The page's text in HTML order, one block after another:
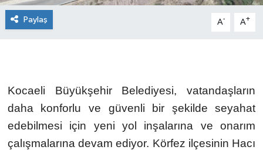
Paylaş A- A+
Kocaeli Büyükşehir Belediyesi, vatandaşların
daha konforlu ve güvenli bir şekilde seyahat
edebilmesi için yeni yol inşalarına ve onarım
çalışmalarına devam ediyor. Körfez ilçesinin Hacı